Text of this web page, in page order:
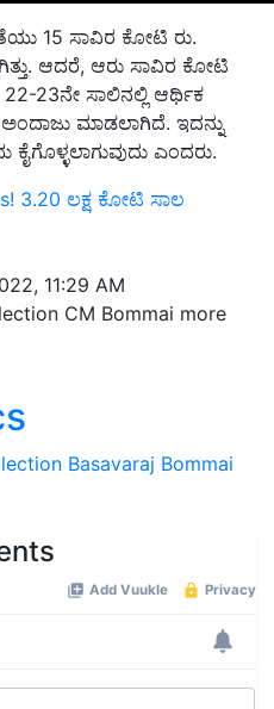
15 ಸಾವಿರ ಕೋಟಿ ರು.
ಆದರೆ, ಆರು ಸಾವಿರ ಕೋಟಿ
23ನೇ ಸಾಲಿನಲ್ಲಿ ಆರ್ಥಿಕ
ಮಾಡಲಾಗಿದೆ. ಇದನ್ನು
ಎಂದರು.
3.20 ಲಕ್ಷ ಕೋಟಿ ಸಾಲ
11:29 AM
CM Bommai more
Basavaraj Bommai